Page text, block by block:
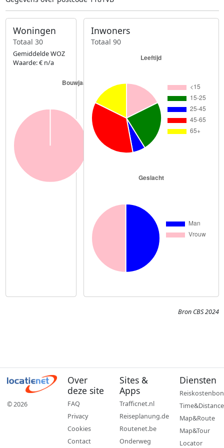
Woningen
Totaal 30
Gemiddelde WOZ
Waarde: € n/a
Inwoners
Totaal 90
Bron CBS 2024
© 2026
Over
deze site
FAQ
Privacy
Cookies
Contact
Sites &
Apps
Trafficnet.nl
Reiseplanung.de
Routenet.be
Onderweg
Diensten
Reiskostenbon
Time&Distance
Map&Route
Map&Tour
Locator